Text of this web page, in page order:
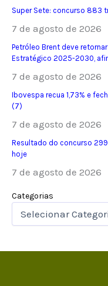
Super Sete: concurso 883
7 de agosto de 2026
Petróleo Brent deve
Estratégico 2025-2030,
7 de agosto de 2026
Ibovespa recua 1,73% e
(7)
7 de agosto de 2026
Resultado do concurso
hoje
7 de agosto de 2026
Categorias